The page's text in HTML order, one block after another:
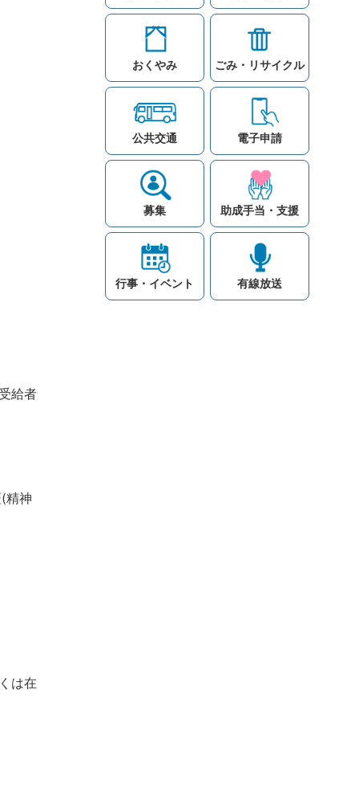
給者
精神
は在
おくやみ ごみ・リサイクル
公共交通 電子申請
募集 助成手当・支援
行事・イベント 有線放送